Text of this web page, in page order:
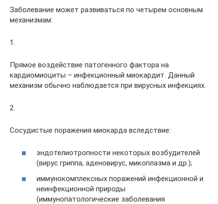
Заболевание может развиваться по четырем основным
механизмам:
1.
Прямое воздействие патогенного фактора на
кардиомиоциты – инфекционный миокардит. Данный
механизм обычно наблюдается при вирусных инфекциях.
2.
Сосудистые поражения миокарда вследствие:
эндотелиотропности некоторых возбудителей
(вирус гриппа, аденовирус, микоплазма и др.);
иммунокомплексных поражений инфекционной и
неинфекционной природы
(иммунопатологические заболевания